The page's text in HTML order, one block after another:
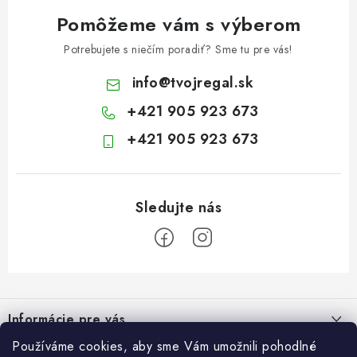
Používáme cookies, aby sme Vám umožnili pohodlné
Pomôžeme vám s výberom
Potrebujete s niečím poradiť? Sme tu pre vás!
info@tvojregal.sk
+421 905 923 673
+421 905 923 673
pInformácie pre vás
Kontakt